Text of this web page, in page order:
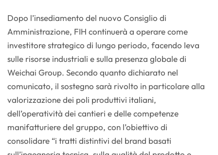
Dopo l’insediamento del nuovo Consiglio di
Amministrazione, FIH continuerà a operare come
investitore strategico di lungo periodo, facendo leva
sulle risorse industriali e sulla presenza globale di
Weichai Group. Secondo quanto dichiarato nel
comunicato, il sostegno sarà rivolto in particolare alla
valorizzazione dei poli produttivi italiani,
dell’operatività dei cantieri e delle competenze
manifatturiere del gruppo, con l’obiettivo di
consolidare “i tratti distintivi del brand basati